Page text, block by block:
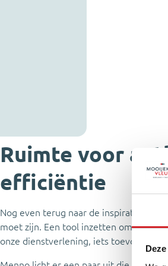
Ruimte voor
efficiëntie
Nog even terug naar de inspiratie,
moet zijn. Een tool inzetten omdat het
onze dienstverlening, iets toevoegen